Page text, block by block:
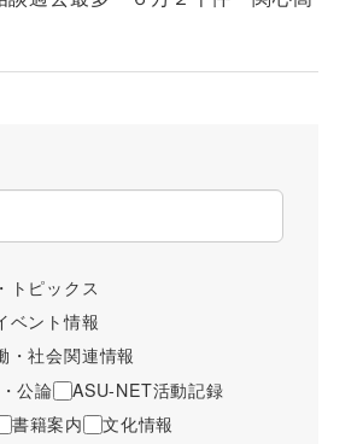
トピックス
ベント情報
・社会関連情報
公論
ASU-NET活動記録
書籍案内
文化情報